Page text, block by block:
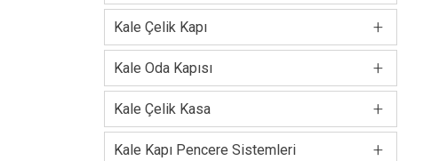
+
Kale Çelik Kapı
+
Kale Oda Kapısı
+
Kale Çelik Kasa
+
Kale Kapı Pencere Sistemleri